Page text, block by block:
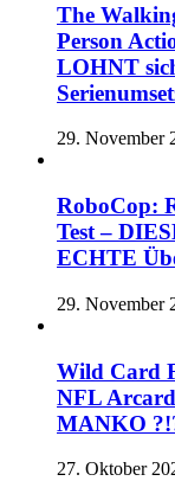
The
Person
LOHNT
29. November
RoboCop:
Test –
ECHTE
29. November
Wild Card
NFL
MANKO
27. Oktober